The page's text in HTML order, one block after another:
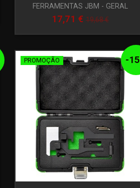
FERRAMENTAS JBM - GERAL
17,71 € 19,68 €
-15
PROMOÇÃO